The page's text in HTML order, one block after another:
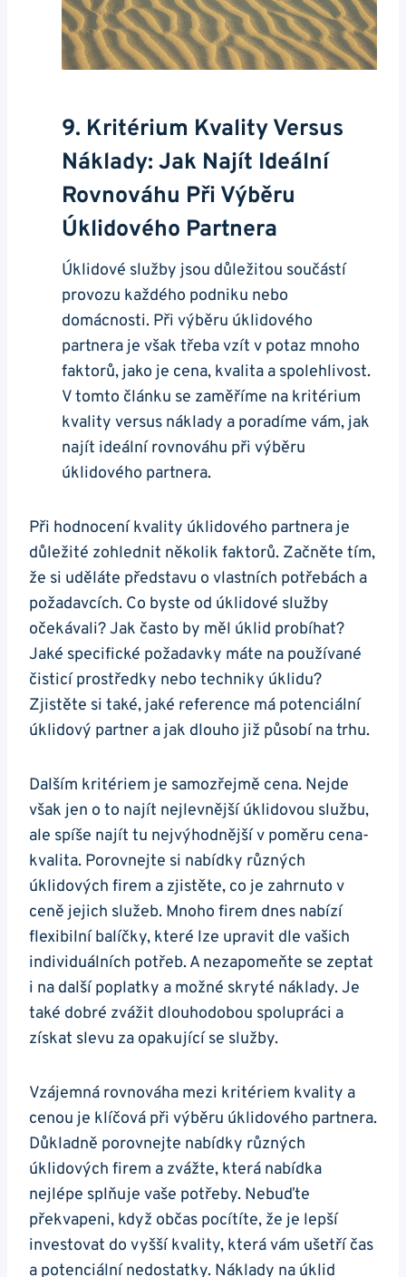
9. Kritérium Kvality Versus
Náklady: Jak Najít Ideální
Rovnováhu Při Výběru
Úklidového Partnera
Úklidové služby jsou důležitou součástí
provozu každého podniku nebo
domácnosti. Při výběru úklidového
partnera je však třeba vzít v potaz mnoho
faktorů, jako je cena, kvalita a spolehlivost.
V tomto článku se zaměříme na kritérium
kvality versus náklady a poradíme vám, jak
najít ideální rovnováhu při výběru
úklidového partnera.
Při hodnocení kvality úklidového partnera je
důležité zohlednit několik faktorů. Začněte tím,
že si uděláte představu o vlastních potřebách a
požadavcích. Co byste od úklidové služby
očekávali? Jak často by měl úklid probíhat?
Jaké specifické požadavky máte na používané
čisticí prostředky nebo techniky úklidu?
Zjistěte si také, jaké reference má potenciální
úklidový partner a jak dlouho již působí na trhu.
Dalším kritériem je samozřejmě cena. Nejde
však jen o to najít nejlevnější úklidovou službu,
ale spíše najít tu nejvýhodnější v poměru cena-
kvalita. Porovnejte si nabídky různých
úklidových firem a zjistěte, co je zahrnuto v
ceně jejich služeb. Mnoho firem dnes nabízí
flexibilní balíčky, které lze upravit dle vašich
individuálních potřeb. A nezapomeňte se zeptat
i na další poplatky a možné skryté náklady. Je
také dobré zvážit dlouhodobou spolupráci a
získat slevu za opakující se služby.
Vzájemná rovnováha mezi kritériem kvality a
cenou je klíčová při výběru úklidového partnera.
Důkladně porovnejte nabídky různých
úklidových firem a zvážte, která nabídka
nejlépe splňuje vaše potřeby. Nebuďte
překvapeni, když občas pocítíte, že je lepší
investovat do vyšší kvality, která vám ušetří čas
a potenciální nedostatky. Náklady na úklid